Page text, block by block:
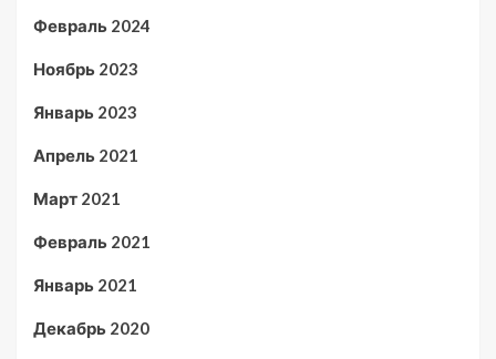
Февраль 2024
Ноябрь 2023
Январь 2023
Апрель 2021
Март 2021
Февраль 2021
Январь 2021
Декабрь 2020